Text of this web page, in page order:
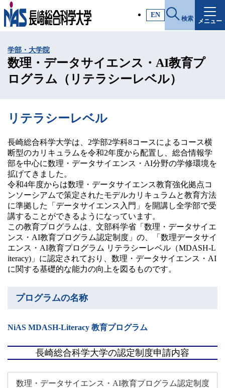
EN 検索 メニュー
施設・アクセス
入試情報
各種証明書
受験生・高校教員の方
一般・社会人の方
企業の方
卒業生の方
学生・教職員の方
緊急時のお知らせ
プライバシーポリシー
お問い合わせフォーム
学部・大学院
数理・データサイエンス・AI教育プ
ログラム（リテラシーレベル）
リテラシーレベル
長崎総合科学大学は、2学部2学科8コースによるコース横
断型のカリキュラムを令和2年度から配置し、総合情報学
部を中心に数理・データサイエンス・AI分野の学修環境を
拡げてきました。
令和4年度からは数理・データサイエンス教育強化拠点コ
ンソーシアムで策定されたモデルカリキュラムと教育方法
に準拠した「データサイエンス入門」を開講し全学部で受
講することができるようになっています。
この教育プログラムは、文部科学省「数理・データサイエ
ンス・AI教育プログラム認定制度」の、「数理データサイ
エンス・AI教育プログラム リテラシーレベル（MDASH-L
iteracy)」に認定されており、数理・データサイエンス・AI
に関する基礎的な能力の向上を図るものです。
プログラムの名称
NiAS MDASH-Literacy 教育プログラム
長崎総合科学大学の認定制度申請内容
数理・データサイエンス・AI教育プログラム認定制度